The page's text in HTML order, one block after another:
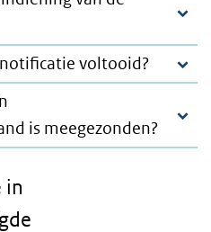
voltooid?
is meegezonden?
in